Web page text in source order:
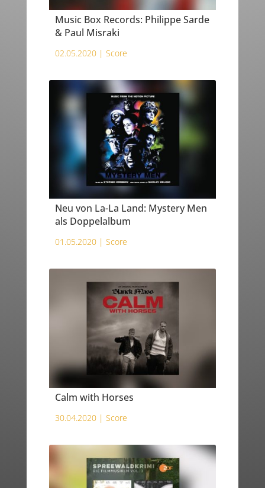
Music Box Records: Philippe Sarde
& Paul Misraki
02.05.2020 | Score
Neu von La-La Land: Mystery Men
als Doppelalbum
01.05.2020 | Score
Calm with Horses
30.04.2020 | Score